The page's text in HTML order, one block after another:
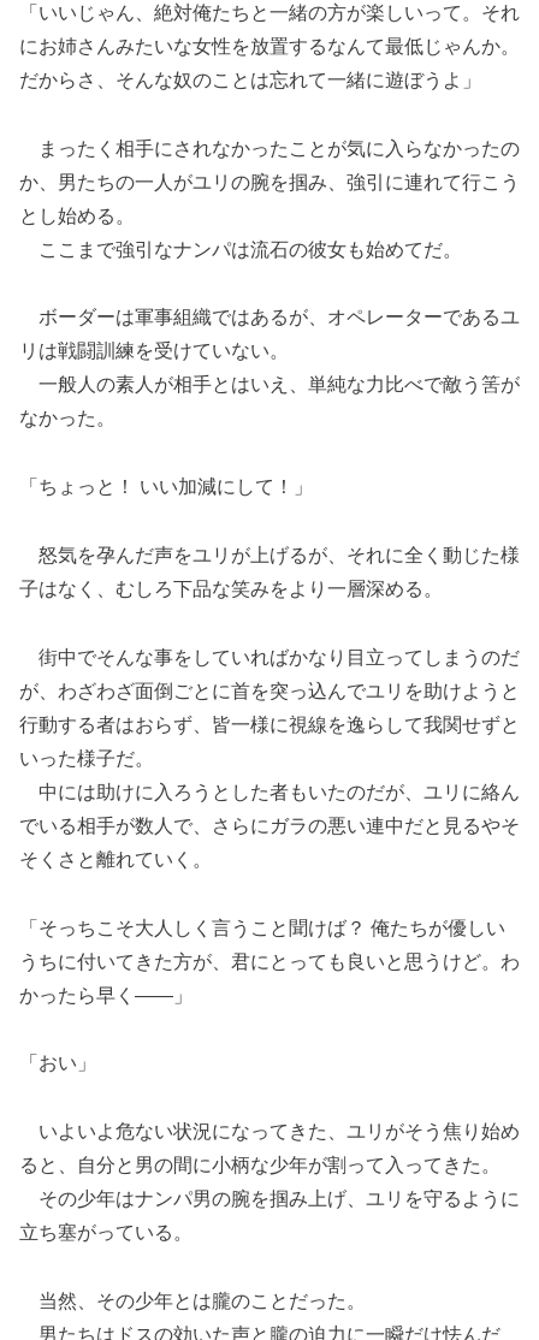
「いいじゃん、絶対俺たちと一緒の方が楽しいって。それ
にお姉さんみたいな女性を放置するなんて最低じゃんか。
だからさ、そんな奴のことは忘れて一緒に遊ぼうよ」
まったく相手にされなかったことが気に入らなかったの
か、男たちの一人がユリの腕を掴み、強引に連れて行こう
とし始める。
ここまで強引なナンパは流石の彼女も始めてだ。
ボーダーは軍事組織ではあるが、オペレーターであるユ
リは戦闘訓練を受けていない。
一般人の素人が相手とはいえ、単純な力比べで敵う筈が
なかった。
「ちょっと！ いい加減にして！」
怒気を孕んだ声をユリが上げるが、それに全く動じた様
子はなく、むしろ下品な笑みをより一層深める。
街中でそんな事をしていればかなり目立ってしまうのだ
が、わざわざ面倒ごとに首を突っ込んでユリを助けようと
行動する者はおらず、皆一様に視線を逸らして我関せずと
いった様子だ。
中には助けに入ろうとした者もいたのだが、ユリに絡ん
でいる相手が数人で、さらにガラの悪い連中だと見るやそ
そくさと離れていく。
「そっちこそ大人しく言うこと聞けば？ 俺たちが優しい
うちに付いてきた方が、君にとっても良いと思うけど。わ
かったら早く――」
「おい」
いよいよ危ない状況になってきた、ユリがそう焦り始め
ると、自分と男の間に小柄な少年が割って入ってきた。
その少年はナンパ男の腕を掴み上げ、ユリを守るように
立ち塞がっている。
当然、その少年とは朧のことだった。
男たちはドスの効いた声と朧の迫力に一瞬だけ怯んだ